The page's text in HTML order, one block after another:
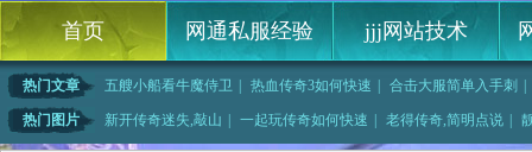
首页 网通私服经验 jjj网站技术
热门文章 五艘小船看牛魔侍卫 热血传奇3如何快速 合击大服简单入手刺
开战传奇吧道士如何
热门图片 新开传奇迷失,敲山 一起玩传奇如何快速 老得传奇,简明点说
传奇, | 传奇迷失服战士如何 | 1.76神龙毁灭, | 不得不说的之家就没